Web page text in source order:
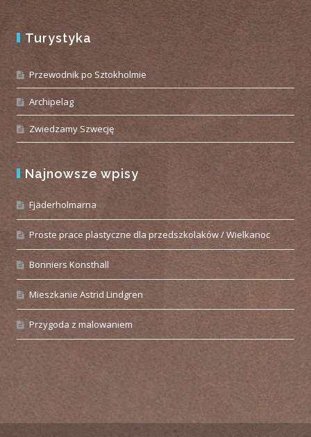
Turystyka
Przewodnik po Sztokholmie
Archipelag
Zwiedzamy Szwecję
Najnowsze wpisy
Fjäderholmarna
Proste prace plastyczne dla przedszkolaków / Wielkanoc
Bonniers Konsthall
Mieszkanie Astrid Lindgren
Przygoda z malowaniem